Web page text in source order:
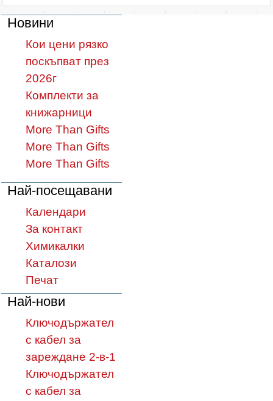
Новини
Кои цени рязко
поскъпват през
2026г
Комплекти за
книжарници
More Than Gifts
More Than Gifts
More Than Gifts
Най-посещавани
Календари
За контакт
Химикалки
Каталози
Печат
Най-нови
Ключодържател
с кабел за
зареждане 2-в-1
Ключодържател
с кабел за